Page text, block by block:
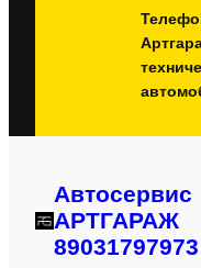
Автосервис
АРТГАРАЖ
89031797973